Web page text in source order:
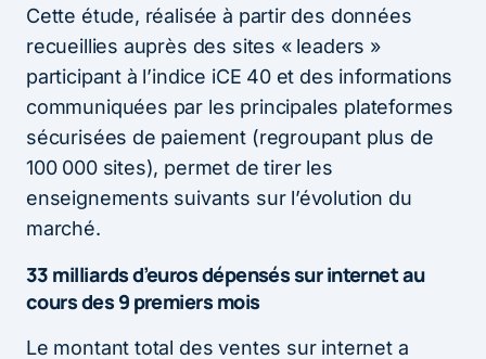
Cette étude, réalisée à partir des données
recueillies auprès des sites « leaders »
participant à l’indice iCE 40 et des informations
communiquées par les principales plateformes
sécurisées de paiement (regroupant plus de
100 000 sites), permet de tirer les
enseignements suivants sur l’évolution du
marché.
33 milliards d’euros dépensés sur internet au
cours des 9 premiers mois
Le montant total des ventes sur internet a